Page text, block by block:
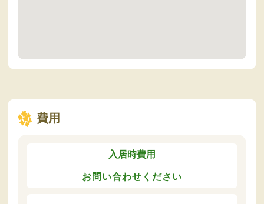
費用
入居時費用
お問い合わせください